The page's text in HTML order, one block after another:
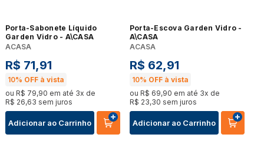
Porta-Sabonete Líquido
Garden Vidro - A\CASA
ACASA
R$ 71,91
10% OFF à vista
ou R$ 79,90 em até 3x de
R$ 26,63 sem juros
Adicionar ao Carrinho
Porta-Escova Garden Vidro -
A\CASA
ACASA
R$ 62,91
10% OFF à vista
ou R$ 69,90 em até 3x de
R$ 23,30 sem juros
Adicionar ao Carrinho